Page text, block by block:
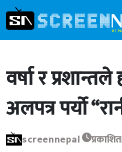
वर्षा र
अलपत्र पर्यो
screennepal